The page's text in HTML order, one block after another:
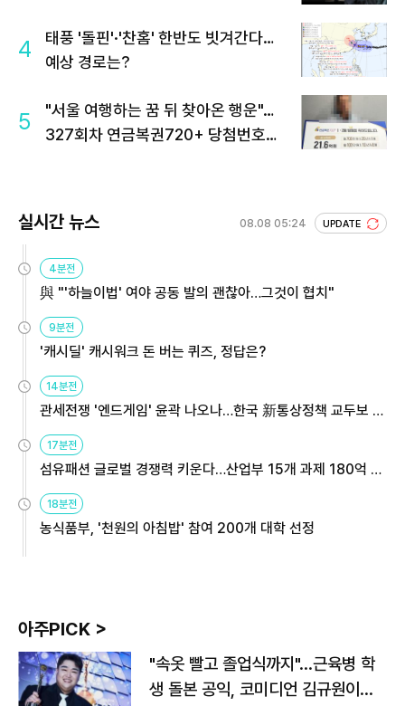
4
태풍 '돌핀'·'찬홈' 한반도 빗겨간다…
예상 경로는?
5
"서울 여행하는 꿈 뒤 찾아온 행운"…
327회차 연금복권720+ 당첨번호조
실시간 뉴스 08.08 05:24 UPDATE
4분전
與 "'하늘이법' 여야 공동 발의 괜찮아…그것이 협치"
9분전
'캐시딜' 캐시워크 돈 버는 퀴즈, 정답은?
14분전
관세전쟁 '엔드게임' 윤곽 나오나…한국 新통상정책 교두보 활
17분전
섬유패션 글로벌 경쟁력 키운다…산업부 15개 과제 180억 지
18분전
농식품부, '천원의 아침밥' 참여 200개 대학 선정
아주PICK >
"속옷 빨고 졸업식까지"…근육병 학
생 돌본 공익, 코미디언 김규원이었